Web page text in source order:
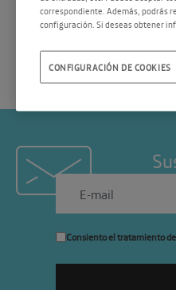
Consiento el tratamiento
correspondiente. Además, podrás
configuración. Si deseas obtener
CONFIGURACIÓN DE COOKIES